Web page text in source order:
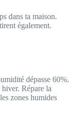
dans ta maison.
également.
dépasse 60%.
Répare la
zones humides